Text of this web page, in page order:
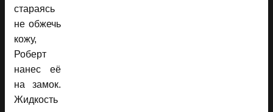
стараясь
не обжечь
кожу,
Роберт
нанес её
на замок.
Жидкость